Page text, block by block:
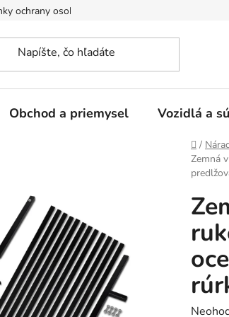
ochrany osobných údajov
Obchod a priemysel Vozidlá a
Domov
/
Zemná